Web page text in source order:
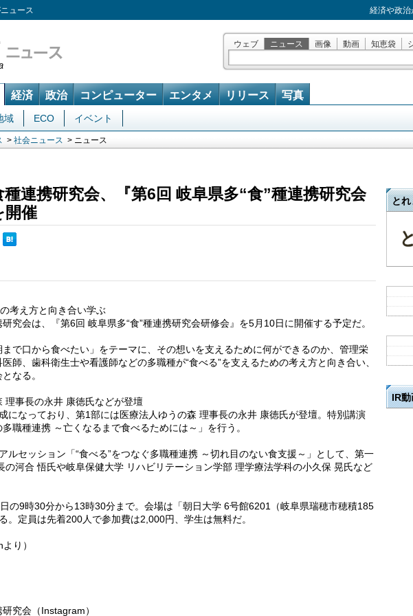
ュース 経済や政
ウェブ ニュース 画像 動画 知恵袋
経済 政治 コンピューター エンタメ リリース 写真
域 ECO イベント
> 社会ニュース > ニュース
連携研究会、『第6回 岐阜県多“食”種連携研究会
開催
考え方と向き合い学ぶ
究会は、『第6回 岐阜県多“食”種連携研究会研修会』を5月10日に開催する予定だ。
で口から食べたい」をテーマに、その想いを支えるために何ができるのか、管理栄
師、歯科衛生士や看護師などの多職種が“食べる”を支えるための考え方と向き合い、
なる。
理事長の永井 康徳氏などが登壇
になっており、第1部には医療法人ゆうの森 理事長の永井 康徳氏が登壇。特別講演
多職種連携 ～亡くなるまで食べるためには～」を行う。
ルセッション「“食べる”をつなぐ多職種連携 ～切れ目のない食支援～」として、第一
の河合 悟氏や岐阜保健大学 リハビリテーション学部 理学療法学科の小久保 晃氏など
の9時30分から13時30分まで。会場は「朝日大学 6号館6201（岐阜県瑞穂市穂積185
。定員は先着200人で参加費は2,000円、学生は無料だ。
り）
究会（Instagram）
とれ
IR動